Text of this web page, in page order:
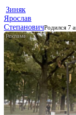
Зиняк
Ярослав
СтепановичРодился 7